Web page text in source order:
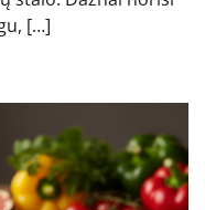
[…]